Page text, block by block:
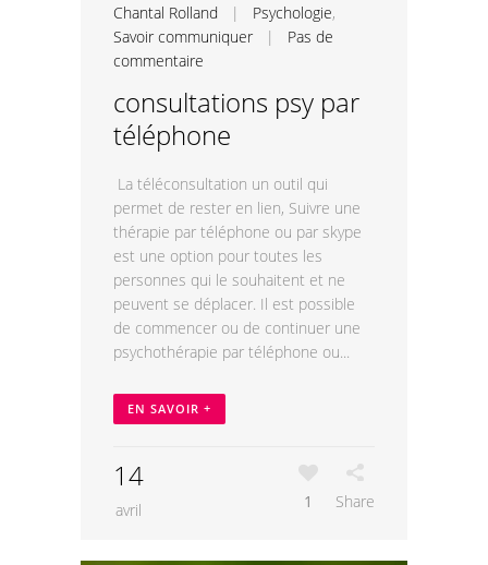
Chantal Rolland | Psychologie,
Savoir communiquer | Pas de
commentaire
consultations psy par
téléphone
La téléconsultation un outil qui
permet de rester en lien, Suivre une
thérapie par téléphone ou par skype
est une option pour toutes les
personnes qui le souhaitent et ne
peuvent se déplacer. Il est possible
de commencer ou de continuer une
psychothérapie par téléphone ou...
EN SAVOIR +
14
avril 1 Share